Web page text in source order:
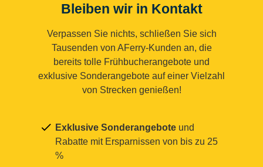
Bleiben wir in Kontakt
Verpassen Sie nichts, schließen Sie sich
Tausenden von AFerry-Kunden an, die
bereits tolle Frühbucherangebote und
exklusive Sonderangebote auf einer Vielzahl
von Strecken genießen!
Exklusive Sonderangebote und
Rabatte mit Ersparnissen von bis zu 25
%